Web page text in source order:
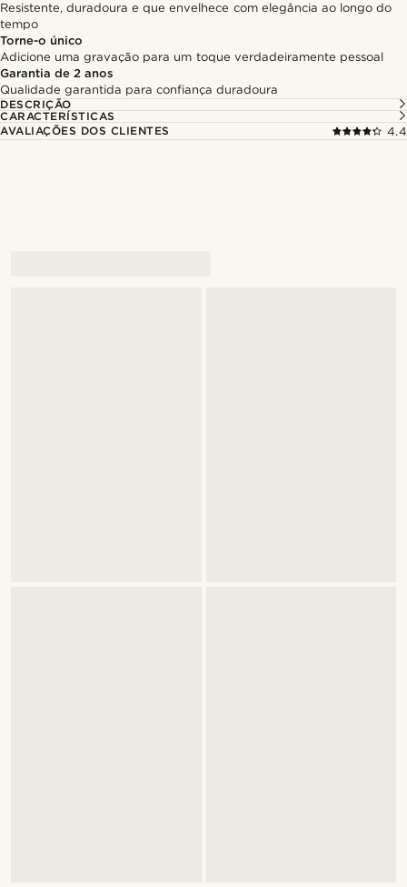
Resistente, duradoura e que envelhece com elegância ao longo do
tempo
Torne-o único
Adicione uma gravação para um toque verdadeiramente pessoal
Garantia de 2 anos
Qualidade garantida para confiança duradoura
DESCRIÇÃO
CARACTERÍSTICAS
AVALIAÇÕES DOS CLIENTES
4.4